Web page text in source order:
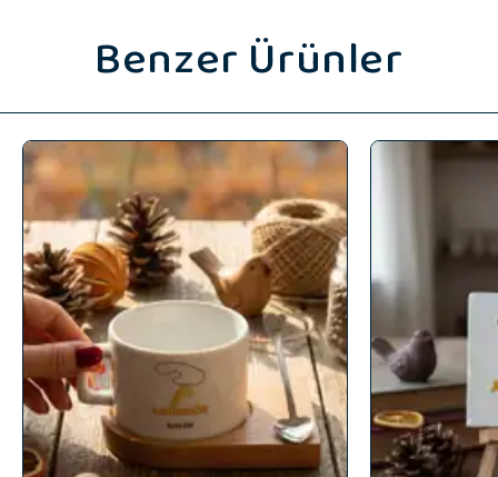
Benzer Ürünler